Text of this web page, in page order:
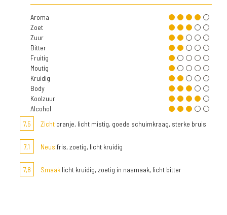
Aroma
Zoet
Zuur
Bitter
Fruitig
Moutig
Kruidig
Body
Koolzuur
Alcohol
7,5
Zicht oranje, licht mistig, goede schuimkraag, sterke bruis
7,1 Neus fris, zoetig, licht kruidig
7,8 Smaak licht kruidig, zoetig in nasmaak, licht bitter